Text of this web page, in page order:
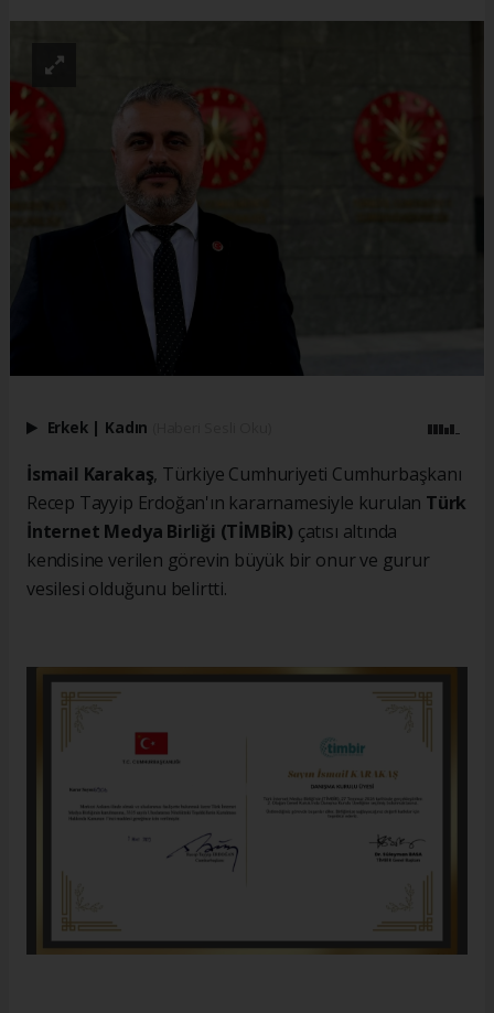
Erkek | Kadın
İsmail Karakaş, Türkiye Cumhuriyeti Cumhurbaşkanı
Recep Tayyip Erdoğan'ın kararnamesiyle kurulan Türk
İnternet Medya Birliği (TİMBİR) çatısı altında
kendisine verilen görevin büyük bir onur ve gurur
vesilesi olduğunu belirtti.